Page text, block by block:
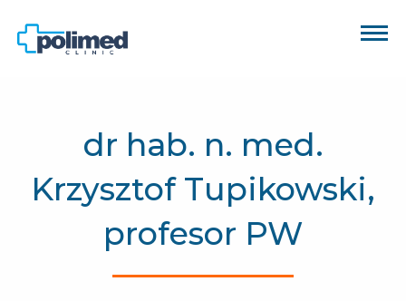
dr hab. n. med.
Krzysztof Tupikowski,
profesor PW